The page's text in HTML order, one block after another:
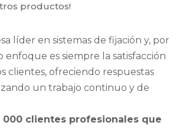
productos!
líder en sistemas de fijación y, por
enfoque es siempre la satisfacción
clientes, ofreciendo respuestas
un trabajo continuo y de
000 clientes profesionales que